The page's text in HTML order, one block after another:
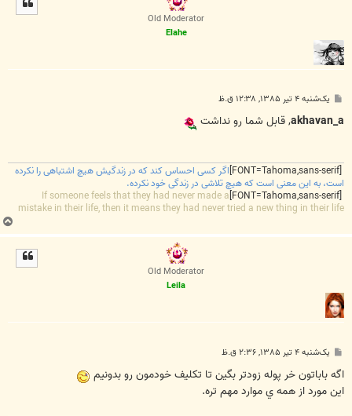
Old Moderator
Elahe
ت
یک‌شنبه ۴ تیر ۱۳۸۵, ۱۲:۳۸ ق.ظ
akhavan_a, قابل شما رو نداشت
[FONT=Tahoma,sans-serif]
اگر کسی احساس کند که در زندگیش هیچ اشتباهی را نکرده
است، به این معنی است که هیچ تلاشی در زندگی خود نکرده.
[FONT=Tahoma,sans-serif]
If someone feels that they had never made a
mistake in their life, then it means they had never tried a new thing in their life
Old Moderator
Leila
ت
یک‌شنبه ۴ تیر ۱۳۸۵, ۲:۳۶ ق.ظ
اگه باباتون خر پوله زودتر بگين تا تكليف خودمون رو بدونيم
اين مورد از همه ي موارد مهم تره.